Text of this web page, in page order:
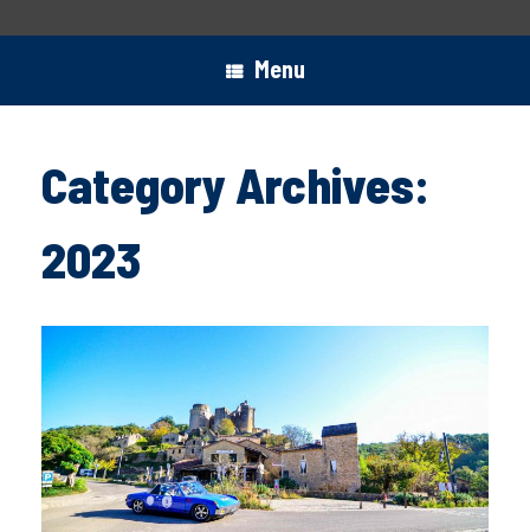
Menu
Category Archives:
2023